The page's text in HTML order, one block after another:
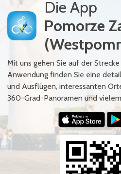
Die App
Pomorze
Mit uns gehen Sie auf der
Anwendung finden Sie eine
und Ausflügen, interessanten
360-Grad-Panoramen und